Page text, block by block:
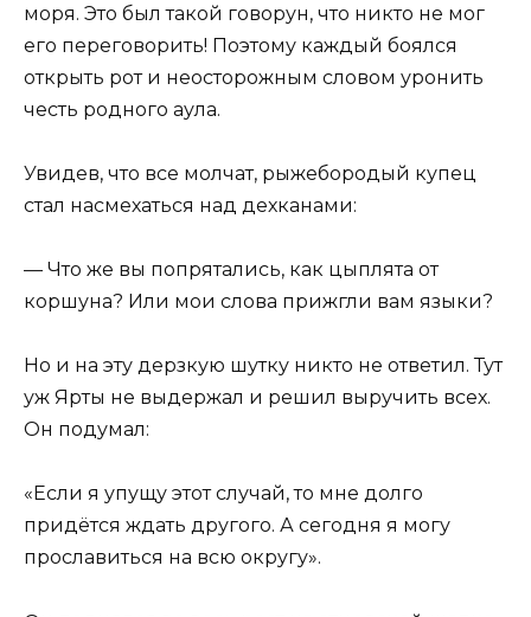
моря. Это был такой говорун, что никто не мог
его переговорить! Поэтому каждый боялся
открыть рот и неосторожным словом уронить
честь родного аула.
Увидев, что все молчат, рыжебородый купец
стал насмехаться над дехканами:
— Что же вы попрятались, как цыплята от
коршуна? Или мои слова прижгли вам языки?
Но и на эту дерзкую шутку никто не ответил. Тут
уж Ярты не выдержал и решил выручить всех.
Он подумал:
«Если я упущу этот случай, то мне долго
придётся ждать другого. А сегодня я могу
прославиться на всю округу».